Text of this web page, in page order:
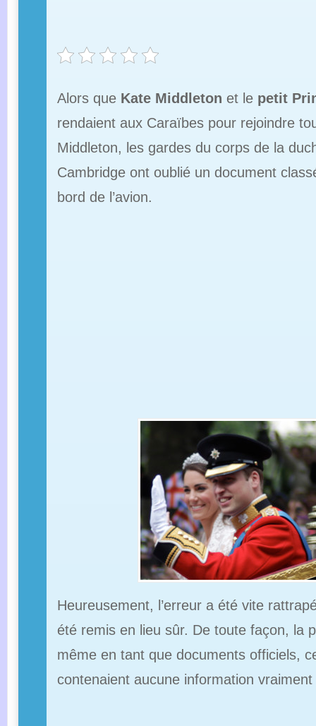
Alors que Kate Middleton et le petit
rendaient aux Caraïbes pour rejoindre
Middleton, les gardes du corps de la
Cambridge ont oublié un document
bord de l’avion.
Heureusement, l’erreur a été vite
été remis en lieu sûr. De toute façon, la
même en tant que documents officiels,
contenaient aucune information